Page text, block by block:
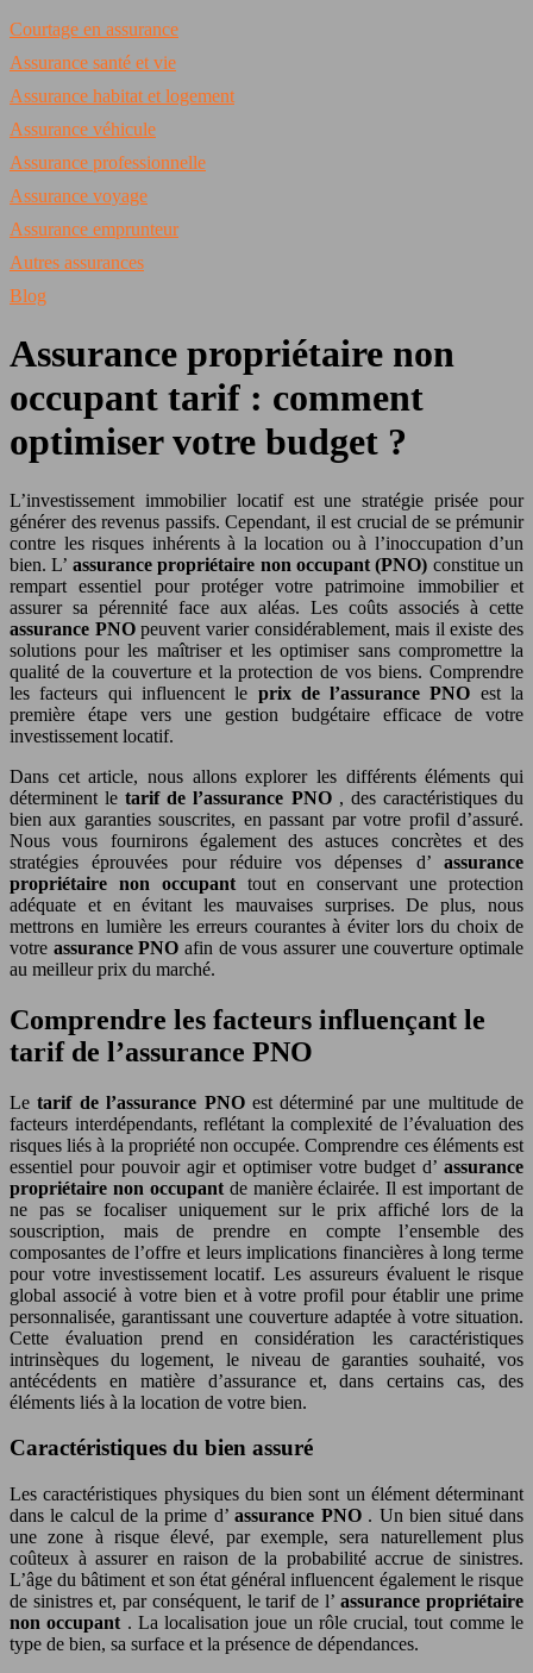
Courtage en assurance
Assurance santé et vie
Assurance habitat et logement
Assurance véhicule
Assurance professionnelle
Assurance voyage
Assurance emprunteur
Autres assurances
Blog
Assurance propriétaire non
occupant tarif : comment
optimiser votre budget ?
L’investissement immobilier locatif est une stratégie prisée pour
générer des revenus passifs. Cependant, il est crucial de se prémunir
contre les risques inhérents à la location ou à l’inoccupation d’un
bien. L’ assurance propriétaire non occupant (PNO) constitue un
rempart essentiel pour protéger votre patrimoine immobilier et
assurer sa pérennité face aux aléas. Les coûts associés à cette
assurance PNOpeuvent varier considérablement, mais il existe des
solutions pour les maîtriser et les optimiser sans compromettre la
qualité de la couverture et la protection de vos biens. Comprendre
les facteurs qui influencent le prix de l’assurance PNO est la
première étape vers une gestion budgétaire efficace de votre
investissement locatif.
Dans cet article, nous allons explorer les différents éléments qui
déterminent letarif de l’assurance PNO , des caractéristiques du
bien aux garanties souscrites, en passant par votre profil d’assuré.
Nous vous fournirons également des astuces concrètes et des
stratégies éprouvées pour réduire vos dépenses d’ assurance
propriétaire non occupant tout en conservant une protection
adéquate et en évitant les mauvaises surprises. De plus, nous
mettrons en lumière les erreurs courantes à éviter lors du choix de
votre assurance PNOafin de vous assurer une couverture optimale
au meilleur prix du marché.
Comprendre les facteurs influençant le
tarif de l’assurance PNO
Letarif de l’assurance PNOest déterminé par une multitude de
facteurs interdépendants, reflétant la complexité de l’évaluation des
risques liés à la propriété non occupée. Comprendre ces éléments est
essentiel pour pouvoir agir et optimiser votre budget d’ assurance
propriétaire non occupant de manière éclairée. Il est important de
ne pas se focaliser uniquement sur le prix affiché lors de la
souscription, mais de prendre en compte l’ensemble des
composantes de l’offre et leurs implications financières à long terme
pour votre investissement locatif. Les assureurs évaluent le risque
global associé à votre bien et à votre profil pour établir une prime
personnalisée, garantissant une couverture adaptée à votre situation.
Cette évaluation prend en considération les caractéristiques
intrinsèques du logement, le niveau de garanties souhaité, vos
antécédents en matière d’assurance et, dans certains cas, des
éléments liés à la location de votre bien.
Caractéristiques du bien assuré
Les caractéristiques physiques du bien sont un élément déterminant
dans le calcul de la prime d’assurance PNO . Un bien situé dans
une zone à risque élevé, par exemple, sera naturellement plus
coûteux à assurer en raison de la probabilité accrue de sinistres.
L’âge du bâtiment et son état général influencent également le risque
de sinistres et, par conséquent, le tarif de l’assurance propriétaire
non occupant . La localisation joue un rôle crucial, tout comme le
type de bien, sa surface et la présence de dépendances.